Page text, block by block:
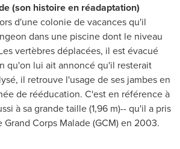
(son histoire en réadaptation)
d'une colonie de vacances qu'il
dans une piscine dont le niveau
vertèbres déplacées, il est évacué
qu'on lui ait annoncé qu'il resterait
il retrouve l'usage de ses jambes en
de rééducation. C'est en référence à
à sa grande taille (1,96 m)-- qu'il a pris
Corps Malade (GCM) en 2003.